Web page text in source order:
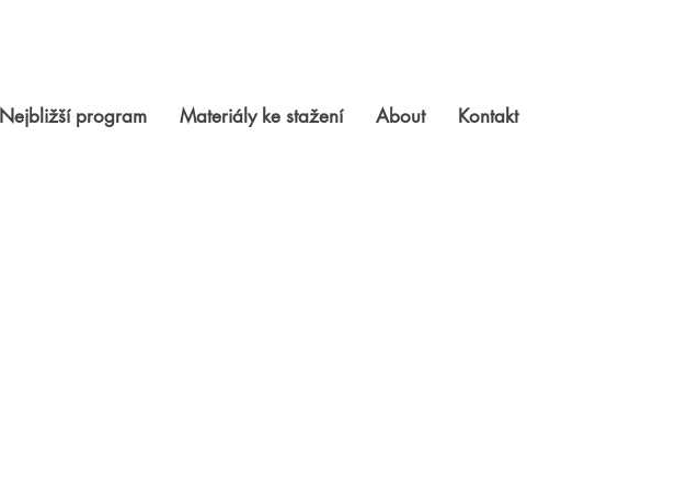
Nejbližší program Materiály ke stažení About Kontakt